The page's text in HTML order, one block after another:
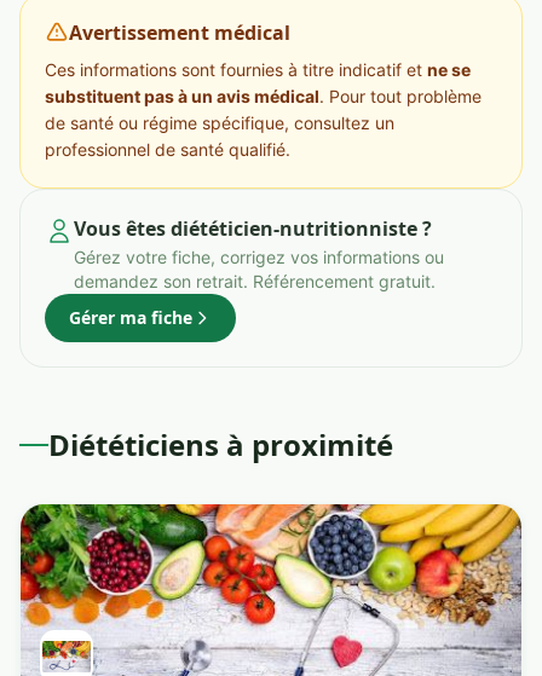
Avertissement médical
Ces informations sont fournies à titre indicatif et ne se
substituent pas à un avis médical. Pour tout problème
de santé ou régime spécifique, consultez un
professionnel de santé qualifié.
Vous êtes diététicien-nutritionniste ?
Gérez votre fiche, corrigez vos informations ou
demandez son retrait. Référencement gratuit.
Gérer ma fiche
Diététiciens à proximité